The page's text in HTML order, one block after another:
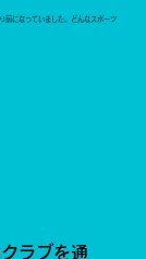
ラブを通
前になっていました。どんなスポーツ